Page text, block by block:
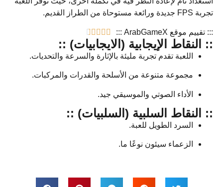
تجربة FPS جديدة ورائعة مستوحاة من الطراز القديم.
::: تقييم موقع ArabGameX ::: 




:: النقاط الإيجابية (الايجابيات) ::
اللعبة تقدم تجربة مليئة بالإثارة والسرعة والتحديات.
مجموعة متنوعة من الأسلحة والقدرات والمركبات.
الأداء الصوتي والموسيقي جيد.
:: النقاط السلبية (السلبيات) ::
السرد الطويل للعبة.
الزعماء سيئون نوعًا ما.